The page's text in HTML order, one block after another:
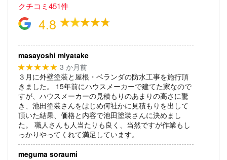
クチコミ451件
4.8
masayoshi miyatake
★★★★★ 3 か月前
３月に外壁塗装と屋根・ベランダの防水工事を施行頂
きました。
15年前にハウスメーカーで建てた家なので
すが、ハウスメーカーの見積もりのあまりの高さに驚
き、池田塗装さんをはじめ何社かに見積もりを出して
頂いた結果、価格と内容で池田塗装さんに決めまし
た。
職人さんも人当たりも良く、当然ですが作業もし
っかりやってくれて満足しています。
meguma soraumi